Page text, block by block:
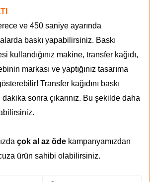
ve 450 saniye ayarında
baskı yapabilirsiniz. Baskı
kullandığınız makine, transfer kağıdı,
markası ve yaptığınız tasarıma
Transfer kağıdını baskı
sonra çıkarınız. Bu şekilde daha
çok al az öde kampanyamızdan
ürün sahibi olabilirsiniz.